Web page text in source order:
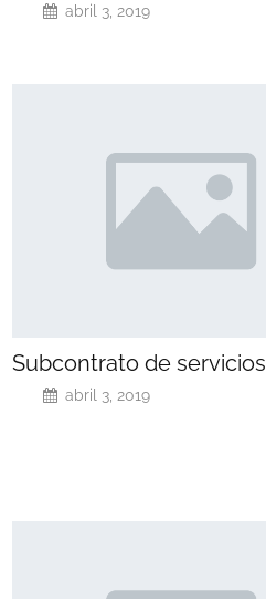
abril 3, 2019
Subcontrato de servicios
abril 3, 2019